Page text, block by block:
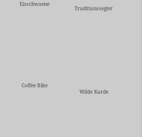
Eisschwaene
Traditionssegler
Coffee Bike
Wilde Karde